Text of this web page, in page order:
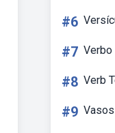
#6
#7 Verbo
#8 Verb
#9